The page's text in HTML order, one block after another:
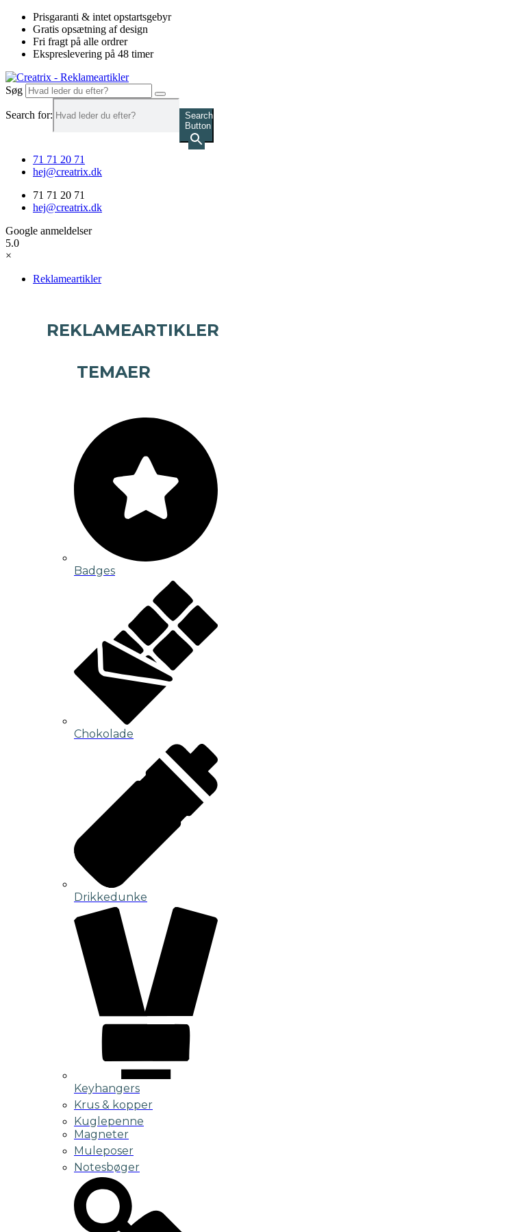
Videre
indhold
Prisgaranti & intet opstartsgebyr
Gratis opsætning af design
Fri fragt på alle ordrer
Ekspreslevering på 48 timer
Søg
Search for:
Search
Button
71 71 20 71
hej@creatrix.dk
71 71 20 71
hej@creatrix.dk
Google anmeldelser
5.0
×
Reklameartikler
REKLAMEARTIKLER
TEMAER
Badges
Chokolade
Drikkedunke
Keyhangers
Krus & kopper
Kuglepenne
Magneter
Muleposer
Notesbøger